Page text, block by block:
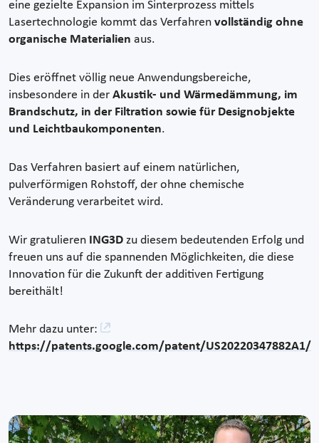
eine gezielte Expansion im Sinterprozess mittels
Lasertechnologie kommt das Verfahren vollständig ohne
organische Materialien aus.
Dies eröffnet völlig neue Anwendungsbereiche,
insbesondere in der Akustik- und Wärmedämmung, im
Brandschutz, in der Filtration sowie für Designobjekte
und Leichtbaukomponenten.
Das Verfahren basiert auf einem natürlichen,
pulverförmigen Rohstoff, der ohne chemische
Veränderung verarbeitet wird.
Wir gratulieren ING3D zu diesem bedeutenden Erfolg und
freuen uns auf die spannenden Möglichkeiten, die diese
Innovation für die Zukunft der additiven Fertigung
bereithält!
Mehr dazu unter:
https://patents.google.com/patent/US20220347882A1/